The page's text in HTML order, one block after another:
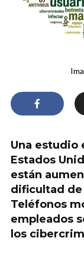
Una estudio
Estados
están
dificultad
Teléfonos
empleados
los